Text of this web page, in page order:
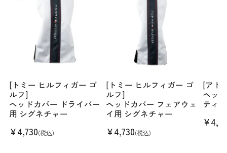
[トミー ヒルフィガー ゴ
ルフ]
ヘッドカバー ドライバー
用 シグネチャー
¥4,730(税込)
[トミー ヒルフィガー ゴ
ルフ]
ヘッドカバー フェアウェ
イ用 シグネチャー
¥4,730(税込)
[アド
ヘッ
ティー
¥